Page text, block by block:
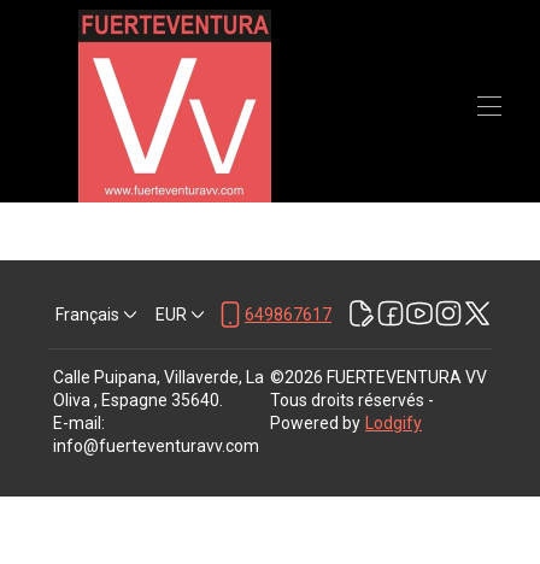
Contactez-nous
Français EUR 649867617
Calle Puipana, Villaverde, La
Oliva , Espagne 35640
E-mail :
info@fuerteventuravv.com
©2026 FUERTEVENTURA VV
Tous droits réservés -
Powered by
Lodgify